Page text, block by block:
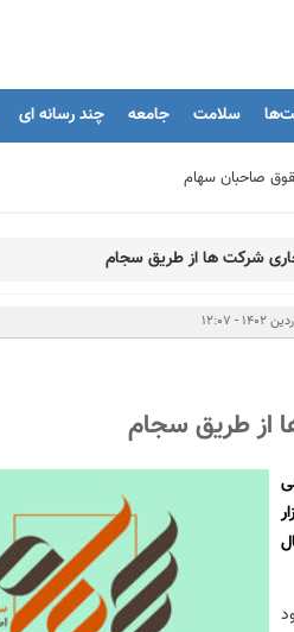
سلامت جامعه چند رسانه ای
بنگاه های اقتصادی
سامان
سرمایه‌گذاران را با بحران مواجه کند
مدیرعامل و مدیران ارشد بانک
بین شرکت بیمه باران و گروه صنعتی انتخاب
مجموع 841 هزار